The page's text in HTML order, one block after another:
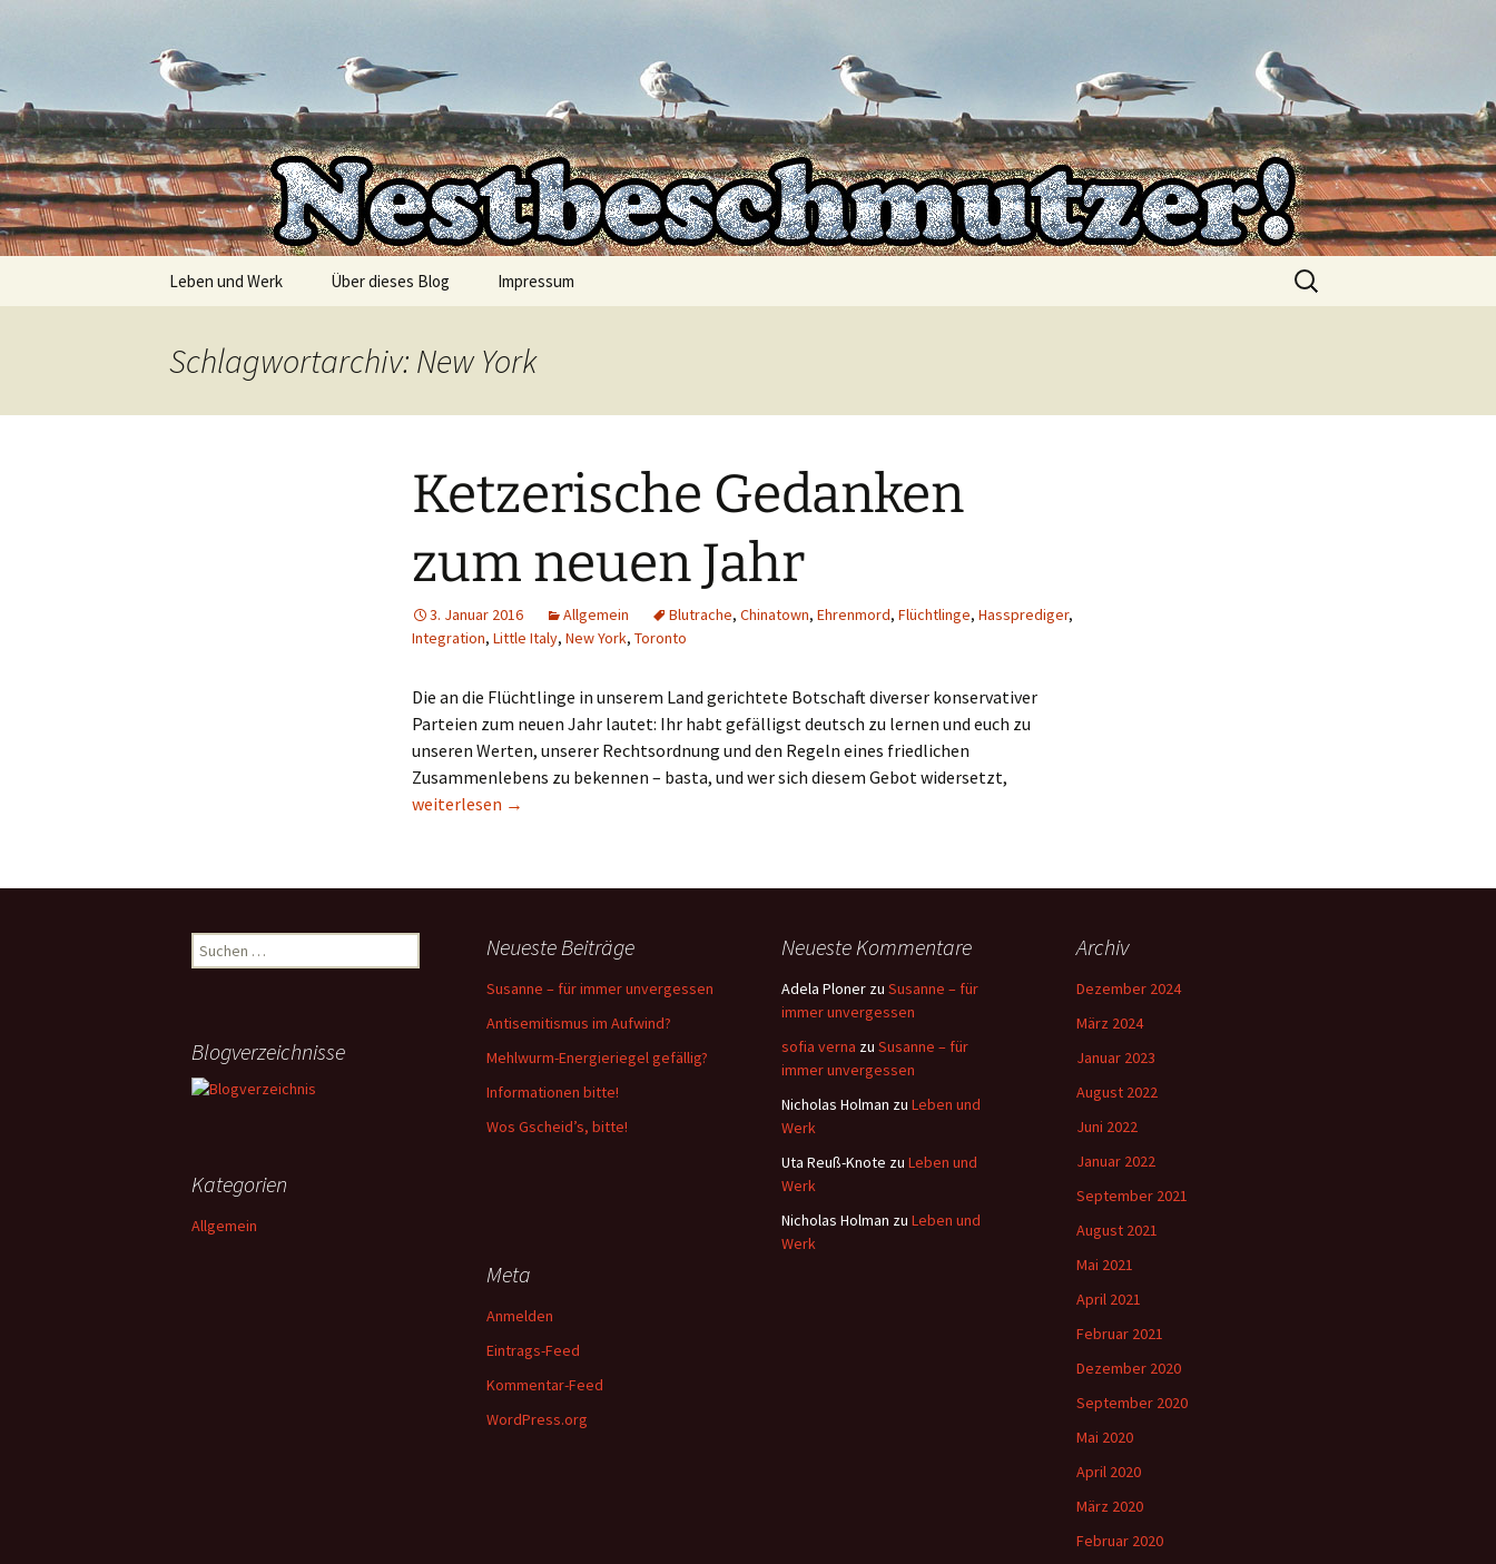
Nestbeschmutzer
Die Autorin Susanne Lücke räumt auf
Leben und Werk Über dieses Blog Impressum
Suchen
nach:
Schlagwortarchiv: New York
Ketzerische Gedanken
zum neuen Jahr
3. Januar 2016 Allgemein Blutrache, Chinatown, Ehrenmord, Flüchtlinge, Hassprediger,
Integration, Little Italy, New York, Toronto
Die an die Flüchtlinge in unserem Land gerichtete Botschaft diverser konservativer
Parteien zum neuen Jahr lautet: Ihr habt gefälligst deutsch zu lernen und euch zu
unseren Werten, unserer Rechtsordnung und den Regeln eines friedlichen
Zusammenlebens zu bekennen – basta, und wer sich diesem Gebot widersetzt,
Ketzerische Gedanken zum neuen Jahr
weiterlesen →
Suchen
nach:
Neueste Beiträge
Susanne – für immer unvergessen
Antisemitismus im Aufwind?
Mehlwurm-Energieriegel gefällig?
Informationen bitte!
Wos Gscheid’s, bitte!
Neueste Kommentare
Adela Ploner zu Susanne – für
immer unvergessen
sofia verna zu Susanne – für
immer unvergessen
Nicholas Holman zu Leben und
Werk
Uta Reuß-Knote zu Leben und
Werk
Nicholas Holman zu Leben und
Werk
Archiv
Dezember 2024
März 2024
Januar 2023
August 2022
Juni 2022
Januar 2022
September 2021
August 2021
Mai 2021
April 2021
Februar 2021
Dezember 2020
September 2020
Mai 2020
April 2020
März 2020
Februar 2020
Blogverzeichnisse
Kategorien
Allgemein
Meta
Anmelden
Eintrags-Feed
Kommentar-Feed
WordPress.org